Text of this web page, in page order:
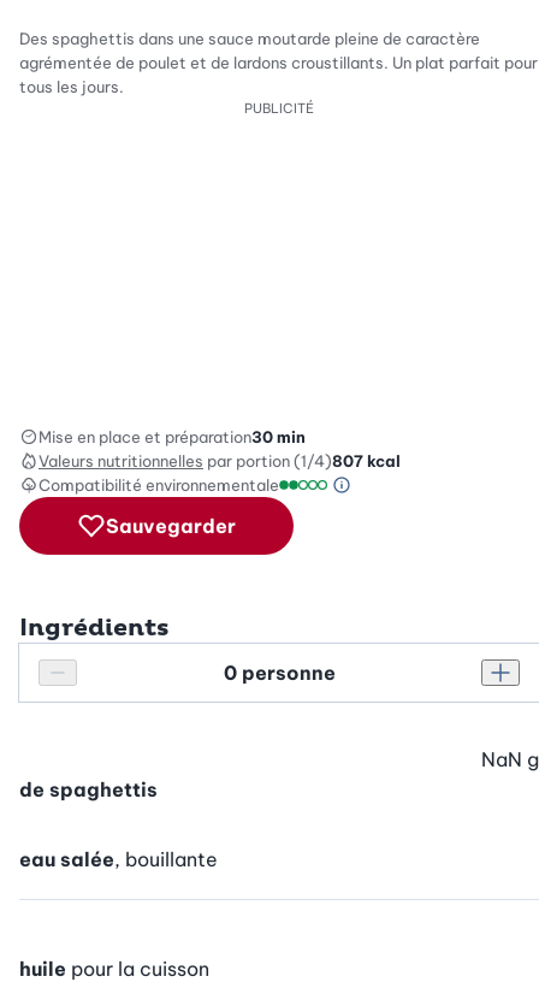
Des spaghettis dans une sauce moutarde pleine de caractère
agrémentée de poulet et de lardons croustillants. Un plat parfait pour
tous les jours.
PUBLICITÉ
Mise en place et préparation30 min
Valeurs nutritionnelles par portion (1/4)807kcal
Compatibilité environnementale
Échelle de compatibilité
Information sur
Sauvegarder
Ingrédients
Réduire le nombre de personnes
Personnes
de spaghettis
NaN g
eau salée, bouillante
huile pour la cuisson